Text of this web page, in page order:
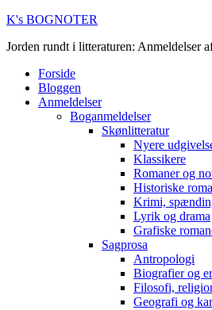
K's BOGNOTER
Jorden rundt i litteraturen: Anmeldelser
Forside
Bloggen
Anmeldelser
Boganmeldelser
Skønlitteratur
Nyere
Klassikere
Romaner og
Historiske
Krimi,
Lyrik og drama
Grafiske
Sagprosa
Antropologi
Biografier og
Filosofi,
Geografi og